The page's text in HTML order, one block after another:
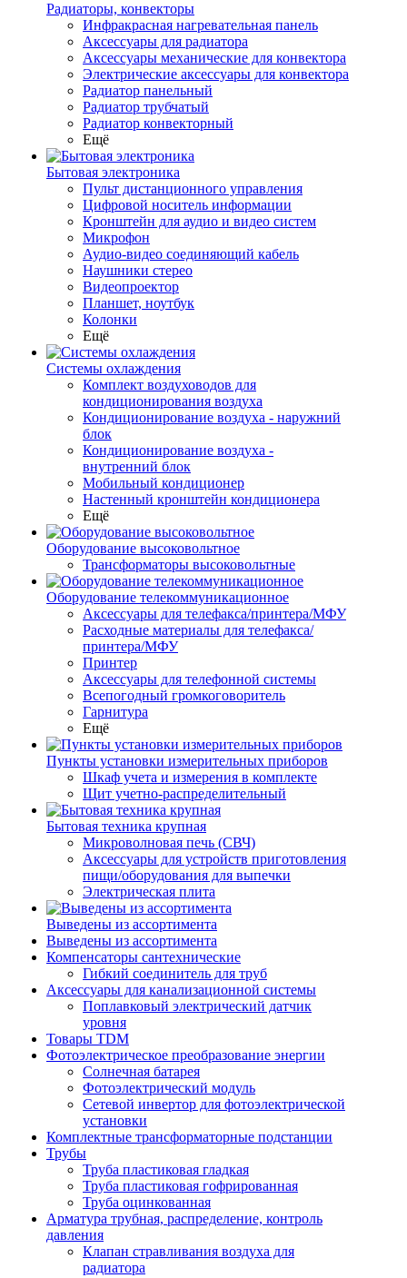
Радиаторы, конвекторы
Инфракрасная нагревательная панель
Аксессуары для радиатора
Аксессуары механические для конвектора
Электрические аксессуары для конвектора
Радиатор панельный
Радиатор трубчатый
Радиатор конвекторный
Ещё
Бытовая электроника
Пульт дистанционного управления
Цифровой носитель информации
Кронштейн для аудио и видео систем
Микрофон
Аудио-видео соединяющий кабель
Наушники стерео
Видеопроектор
Планшет, ноутбук
Колонки
Ещё
Системы охлаждения
Комплект воздуховодов для
кондиционирования воздуха
Кондиционирование воздуха - наружний
блок
Кондиционирование воздуха -
внутренний блок
Мобильный кондиционер
Настенный кронштейн кондиционера
Ещё
Оборудование высоковольтное
Трансформаторы высоковольтные
Оборудование телекоммуникационное
Аксессуары для телефакса/принтера/МФУ
Расходные материалы для телефакса/
принтера/МФУ
Принтер
Аксессуары для телефонной системы
Всепогодный громкоговоритель
Гарнитура
Ещё
Пункты установки измерительных приборов
Шкаф учета и измерения в комплекте
Щит учетно-распределительный
Бытовая техника крупная
Микроволновая печь (СВЧ)
Аксессуары для устройств приготовления
пищи/оборудования для выпечки
Электрическая плита
Выведены из ассортимента
Выведены из ассортимента
Компенсаторы сантехнические
Гибкий соединитель для труб
Аксессуары для канализационной системы
Поплавковый электрический датчик
уровня
Товары TDM
Фотоэлектрическое преобразование энергии
Солнечная батарея
Фотоэлектрический модуль
Сетевой инвертор для фотоэлектрической
установки
Комплектные трансформаторные подстанции
Трубы
Труба пластиковая гладкая
Труба пластиковая гофрированная
Труба оцинкованная
Арматура трубная, распределение, контроль
давления
Клапан стравливания воздуха для
радиатора